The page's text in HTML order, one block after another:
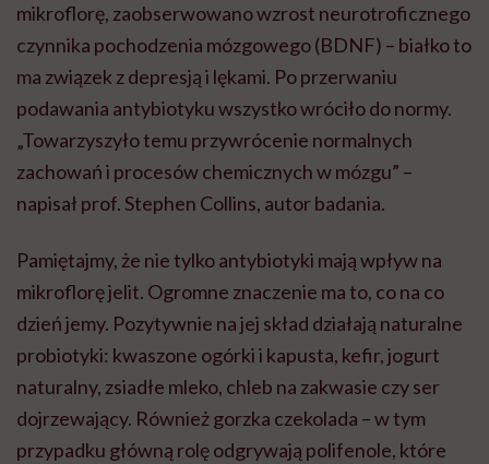
mikroflorę, zaobserwowano wzrost neurotroficznego
czynnika pochodzenia mózgowego (BDNF) – białko to
ma związek z depresją i lękami. Po przerwaniu
podawania antybiotyku wszystko wróciło do normy.
„Towarzyszyło temu przywrócenie normalnych
zachowań i procesów chemicznych w mózgu” –
napisał prof. Stephen Collins, autor badania.
Pamiętajmy, że nie tylko antybiotyki mają wpływ na
mikroflorę jelit. Ogromne znaczenie ma to, co na co
dzień jemy. Pozytywnie na jej skład działają naturalne
probiotyki: kwaszone ogórki i kapusta, kefir, jogurt
naturalny, zsiadłe mleko, chleb na zakwasie czy ser
dojrzewający. Również gorzka czekolada – w tym
przypadku główną rolę odgrywają polifenole, które